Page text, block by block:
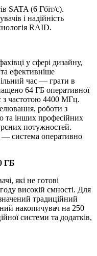
SATA (6 Гбіт/с).
і надійність
RAID.
у сфері дизайну,
ефективніше
час — грати в
64 ГБ оперативної
з частотою 4400 МГц.
роботи з
інших професійних
потужностей.
— система оперативно
ГБ
які не готові
високій ємності. Для
традиційний
накопичувач на 250
системи та додатків,